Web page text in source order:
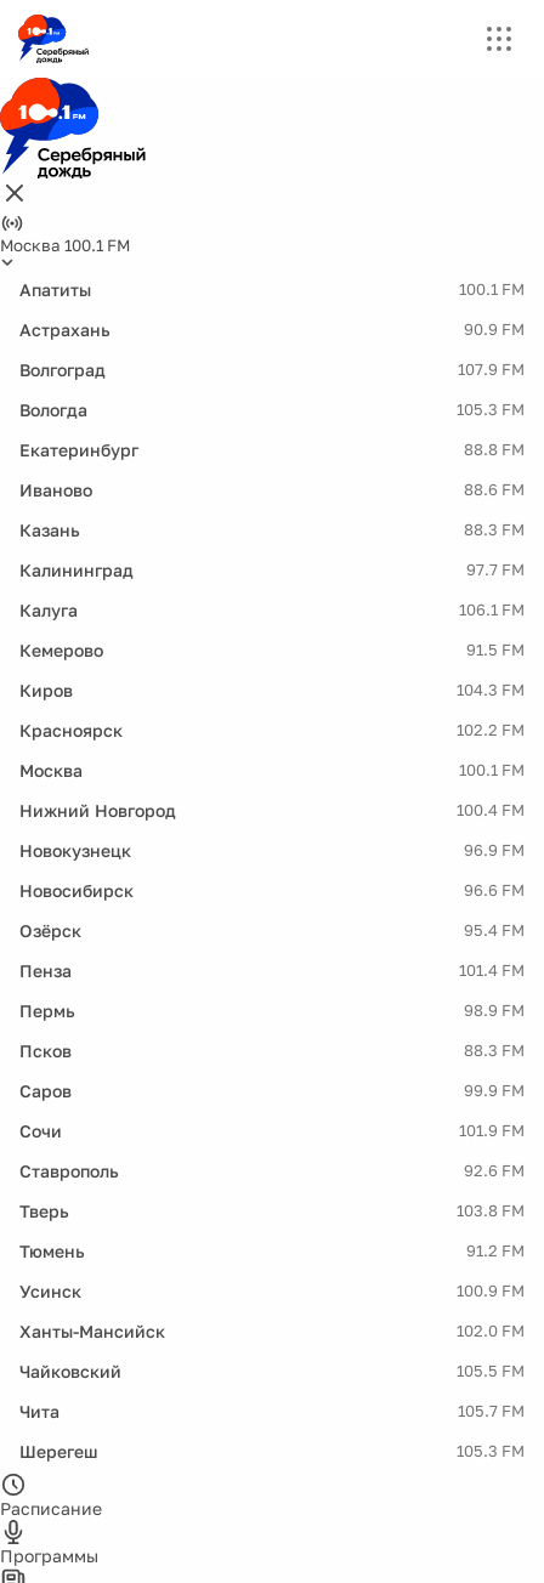
Москва 100.1 FM
Апатиты 100.1 FM
Астрахань 90.9 FM
Волгоград 107.9 FM
Вологда 105.3 FM
Екатеринбург 88.8 FM
Иваново 88.6 FM
Казань 88.3 FM
Калининград 97.7 FM
Калуга 106.1 FM
Кемерово 91.5 FM
Киров 104.3 FM
Красноярск 102.2 FM
Москва 100.1 FM
Нижний Новгород 100.4 FM
Новокузнецк 96.9 FM
Новосибирск 96.6 FM
Озёрск 95.4 FM
Пенза 101.4 FM
Пермь 98.9 FM
Псков 88.3 FM
Саров 99.9 FM
Сочи 101.9 FM
Ставрополь 92.6 FM
Тверь 103.8 FM
Тюмень 91.2 FM
Усинск 100.9 FM
Ханты-Мансийск 102.0 FM
Чайковский 105.5 FM
Чита 105.7 FM
Шерегеш 105.3 FM
Расписание
Программы